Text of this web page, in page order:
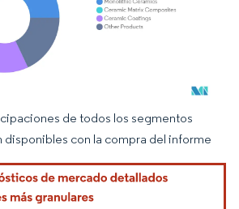
El uso requiere atribución según CC BY 4.0.
de todos los segmentos
disponibles con la compra del informe